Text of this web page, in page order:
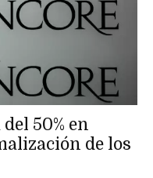
50% en
de los